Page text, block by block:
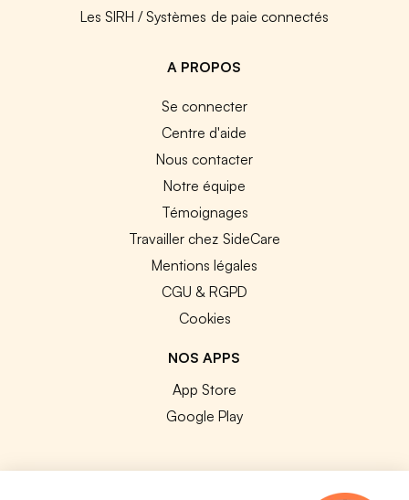
Les SIRH / Systèmes de paie connectés
A PROPOS
Se connecter
Centre d'aide
Nous contacter
Notre équipe
Témoignages
Travailler chez SideCare
Mentions légales
CGU & RGPD
Cookies
NOS APPS
App Store
Google Play